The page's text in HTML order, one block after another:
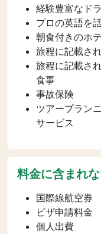
経験豊富なド
プロの英語を
朝食付きのホ
旅程に記載さ
旅程に記載さ
食事
事故保険
ツアープラン
サービス
料金に含まれ
国際線航空券
ビザ申請料金
個人出費